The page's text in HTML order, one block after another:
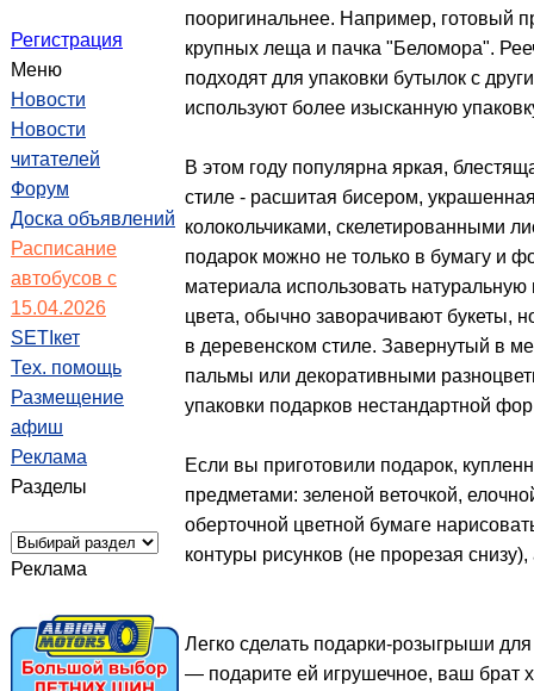
Регистрация
Меню
Новости
Новости
читателей
Форум
Доска объявлений
Расписание
автобусов с
15.04.2026
SETIкет
Тех. помощь
Размещение
афиш
Реклама
Разделы
Реклама
пооригинальнее. Например, готовый
крупных леща и пачка "Беломора".
подходят для упаковки бутылок с
используют более изысканную
В этом году популярна яркая,
стиле - расшитая бисером,
колокольчиками, скелетированными
подарок можно не только в бумагу и
материала использовать
цвета, обычно заворачивают букеты,
в деревенском стиле. Завернутый в
пальмы или декоративными
упаковки подарков нестандартной
Если вы приготовили подарок,
предметами: зеленой веточкой,
оберточной цветной бумаге
контуры рисунков (не прорезая
Легко сделать подарки-розыгрыши
— подарите ей игрушечное, ваш брат